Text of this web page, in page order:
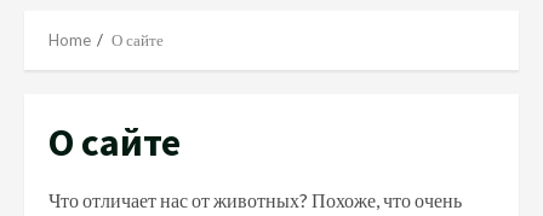
Home О сайте
О сайте
Что отличает нас от животных? Похоже, что очень